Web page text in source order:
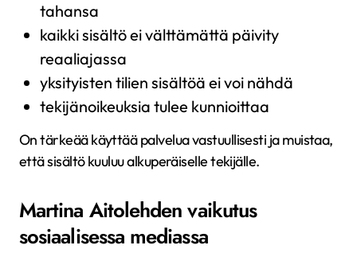
tahansa
kaikki sisältö ei välttämättä päivity
reaaliajassa
yksityisten tilien sisältöä ei voi nähdä
tekijänoikeuksia tulee kunnioittaa
On tärkeää käyttää palvelua vastuullisesti ja muistaa,
että sisältö kuuluu alkuperäiselle tekijälle.
Martina Aitolehden vaikutus
sosiaalisessa mediassa